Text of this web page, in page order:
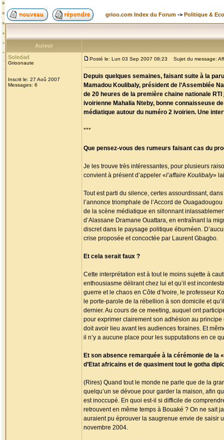
grioo.com Index du Forum -> Politique &
Auteur
Soledad
Grioonaute
Inscrit le: 27 Aoû 2007
Messages: 6
Posté le: Lun 03 Sep 2007 08:23 Sujet du message:
Depuis quelques semaines, faisant suite à la
Mamadou Koulibaly, président de l’Assemblée
de 20 heures de la première chaine nationale
ivoirienne Mahalia Nteby, bonne connaisseuse
médiatique autour du numéro 2 ivoirien. Une
***
Que pensez-vous des rumeurs faisant cas du
Je les trouve très intéressantes, pour plusieurs
convient à présent d’appeler «l’affaire Koulibaly»
Tout est parti du silence, certes assourdissant,
l’annonce triomphale de l’Accord de
de la scène médiatique en sillonnant
d’Alassane Dramane Ouattara, en entraînant la
discret dans le paysage politique éburnéen.
crise proposée et concoctée par Laurent Gbagbo.
Et cela serait faux ?
Cette interprétation est à tout le moins sujette à
enthousiasme délirant chez lui et qu’il est
guerre et le chaos en Côte d’Ivoire, le professeur
le porte-parole de la rébellion à son domicile et
dernier. Au cours de ce meeting, auquel ont
pour exprimer clairement son adhésion au
doit avoir lieu avant les audiences foraines. Et
il n’y a aucune place pour les supputations en ce
Et son absence remarquée à la cérémonie de la «
d’Etat africains et de quasiment tout le gotha
(Rires) Quand tout le monde ne parle que de la
quelqu’un se dévoue pour garder la maison, afin
est inoccupé. En quoi est-il si difficile de
retrouvent en même temps à Bouaké ? On ne sait
auraient pu éprouver la saugrenue envie de saisir
novembre 2004.